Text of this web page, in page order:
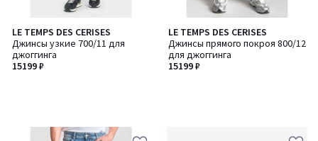
LE TEMPS DES CERISES
Джинсы узкие 700/11 для
джоггинга
15199 ₽
LE TEMPS DES CERISES
Джинсы прямого покроя 800/12
для джоггинга
15199 ₽